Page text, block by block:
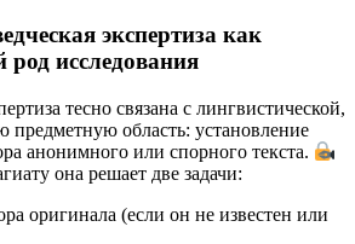
экспертиза как
род исследования
тесно связана с лингвистической,
предметную область: установление
анонимного или спорного текста.
она решает две задачи:
оригинала (если он не известен или